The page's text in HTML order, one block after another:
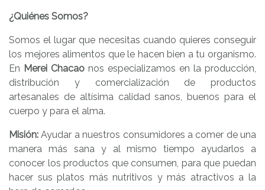
¿Quiénes Somos?
Somos el lugar que necesitas cuando quieres conseguir
los mejores alimentos que le hacen bien a tu organismo.
En Merei Chacao nos especializamos en la producción,
distribución y comercialización de productos
artesanales de altísima calidad sanos, buenos para el
cuerpo y para el alma.
Misión: Ayudar a nuestros consumidores a comer de una
manera más sana y al mismo tiempo ayudarlos a
conocer los productos que consumen, para que puedan
hacer sus platos más nutritivos y más atractivos a la